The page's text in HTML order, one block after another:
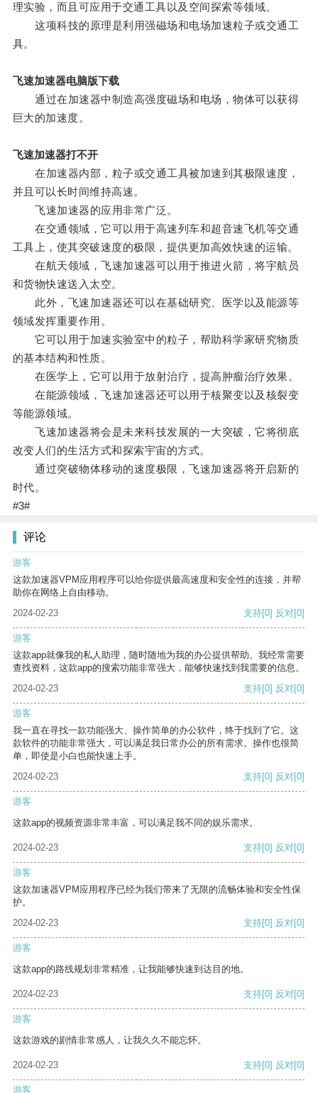
理实验，而且可应用于交通工具以及空间探索等领域。
这项科技的原理是利用强磁场和电场加速粒子或交通工
具。
飞速加速器电脑版下载
通过在加速器中制造高强度磁场和电场，物体可以获得
巨大的加速度。
飞速加速器打不开
在加速器内部，粒子或交通工具被加速到其极限速度，
并且可以长时间维持高速。
飞速加速器的应用非常广泛。
在交通领域，它可以用于高速列车和超音速飞机等交通
工具上，使其突破速度的极限，提供更加高效快速的运输。
在航天领域，飞速加速器可以用于推进火箭，将宇航员
和货物快速送入太空。
此外，飞速加速器还可以在基础研究、医学以及能源等
领域发挥重要作用。
它可以用于加速实验室中的粒子，帮助科学家研究物质
的基本结构和性质。
在医学上，它可以用于放射治疗，提高肿瘤治疗效果。
在能源领域，飞速加速器还可以用于核聚变以及核裂变
等能源领域。
飞速加速器将会是未来科技发展的一大突破，它将彻底
改变人们的生活方式和探索宇宙的方式。
通过突破物体移动的速度极限，飞速加速器将开启新的
时代。
#3#
评论
游客
这款加速器VPM应用程序可以给你提供最高速度和安全性的连接，并帮
助你在网络上自由移动。
2024-02-23
支持[0] 反对[0]
游客
这款app就像我的私人助理，随时随地为我的办公提供帮助。我经常需要
查找资料，这款app的搜索功能非常强大，能够快速找到我需要的信息。
2024-02-23
支持[0] 反对[0]
游客
我一直在寻找一款功能强大、操作简单的办公软件，终于找到了它。这
款软件的功能非常强大，可以满足我日常办公的所有需求。操作也很简
单，即使是小白也能快速上手。
2024-02-23
支持[0] 反对[0]
游客
这款app的视频资源非常丰富，可以满足我不同的娱乐需求。
2024-02-23 支持[0] 反对[0]
游客
这款加速器VPM应用程序已经为我们带来了无限的流畅体验和安全性保
护。
2024-02-23
支持[0] 反对[0]
游客
这款app的路线规划非常精准，让我能够快速到达目的地。
2024-02-23 支持[0] 反对[0]
游客
这款游戏的剧情非常感人，让我久久不能忘怀。
2024-02-23 支持[0] 反对[0]
游客